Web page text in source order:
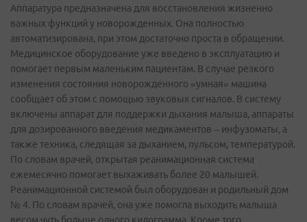
Аппаратура предназначена для восстановления жизненно
важных функций у новорожденных. Она полностью
автоматизирована, при этом достаточно проста в обращении.
Медицинское оборудование уже введено в эксплуатацию и
помогает первым маленьким пациентам. В случае резкого
изменения состояния новорожденного «умная» машина
сообщает об этом с помощью звуковых сигналов. В систему
включены аппарат для поддержки дыхания малыша, аппараты
для дозированного введения медикаментов – инфузоматы, а
также техника, следящая за дыханием, пульсом, температурой.
По словам врачей, открытая реанимационная система
ежемесячно помогает выхаживать более 20 малышей.
Реанимационной системой был оборудован и родильный дом
№ 4. По словам врачей, она уже помогла выходить малыша